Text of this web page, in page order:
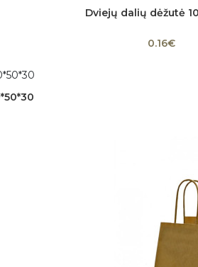
Į krepšelį
Dviejų dalių dėžutė
0.16€